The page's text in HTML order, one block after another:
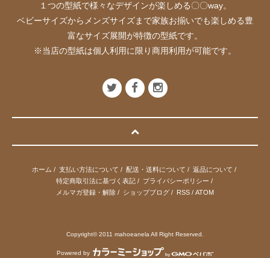
１つの型紙で様々なデザインが楽しめる〇〇way。
ベビーサイズからメンズサイズまで家族お揃いでも楽しめる豊
富なサイズ展開が特徴の型紙です。
※当店の型紙は個人利用に限り商用利用が可能です。
ホーム / 支払い方法について / 配送・送料について / 返品について /
特定商取引法に基づく表記/ プライバシーポリシー /
メルマガ登録・解除 / ショップブログ / RSS / ATOM
Copyright© 2011 mahoeanela All Right Reserved.
Powered by